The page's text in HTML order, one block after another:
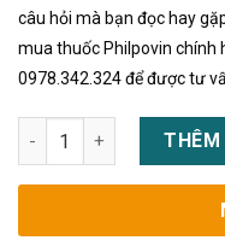
câu hỏi mà bạn đọc hay
mua thuốc Philpovin chính
0978.342.324 để được tư
Thuốc Phipovin làTHÊM